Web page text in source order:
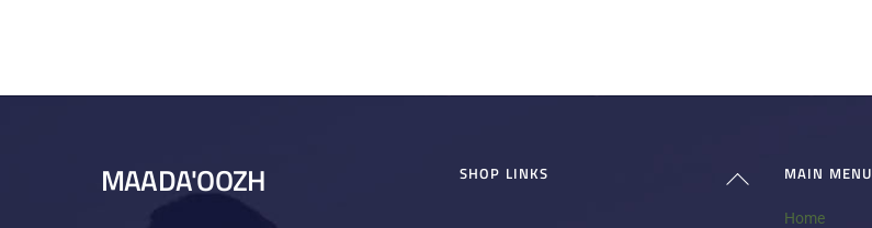
Back
MAADA'OOZH SHOP LINKS MAIN MENU
Home